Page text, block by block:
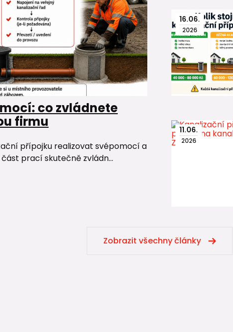
co zvládnete
firmu
přípojku realizovat svépomocí a
prací skutečně zvládn...
16.06.
2026
11.06.
2026
Zobrazit všechny články